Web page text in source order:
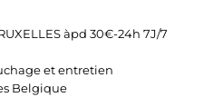
àpd 30€-24h 7J/7
et entretien
Belgique